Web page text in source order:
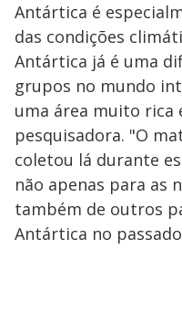
Antártica é
das condições
Antártica já é uma
grupos no mundo
uma área muito rica
pesquisadora. "O
coletou lá durante
não apenas para as
também de outros
Antártica no